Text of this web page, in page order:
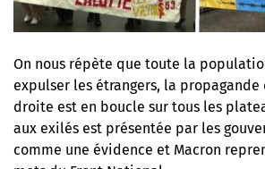
On nous répète que toute la
expulser les étrangers, la propagande
droite est en boucle sur tous les
aux exilés est présentée par les
comme une évidence et Macron